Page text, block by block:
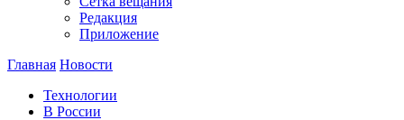
Редакция
Приложение
Главная Новости
Технологии
В России